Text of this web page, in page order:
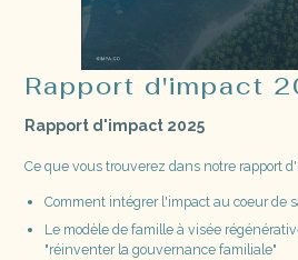
Rapport d'impact
Rapport d'impact 2025
Ce que vous trouverez dans notre rapport
Comment intégrer l'impact au coeur de
Le modèle de famille à visée
"réinventer la gouvernance familiale"